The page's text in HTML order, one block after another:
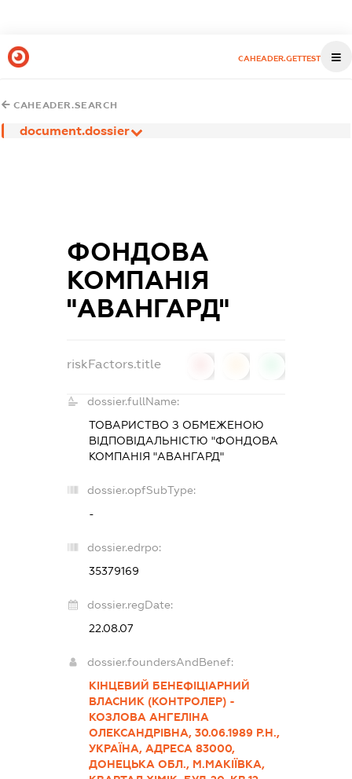
CAHEADER.GETTEST
CAHEADER.SEARCH
document.dossier
ФОНДОВА
КОМПАНІЯ
"АВАНГАРД"
riskFactors.title
dossier.fullName:
ТОВАРИСТВО З ОБМЕЖЕНОЮ
ВІДПОВІДАЛЬНІСТЮ "ФОНДОВА
КОМПАНІЯ "АВАНГАРД"
dossier.opfSubType:
-
dossier.edrpo:
35379169
dossier.regDate:
22.08.07
dossier.foundersAndBenef:
КІНЦЕВИЙ БЕНЕФІЦІАРНИЙ
ВЛАСНИК (КОНТРОЛЕР) -
КОЗЛОВА АНГЕЛІНА
ОЛЕКСАНДРІВНА, 30.06.1989 Р.Н.,
УКРАЇНА, АДРЕСА 83000,
ДОНЕЦЬКА ОБЛ., М.МАКІЇВКА,